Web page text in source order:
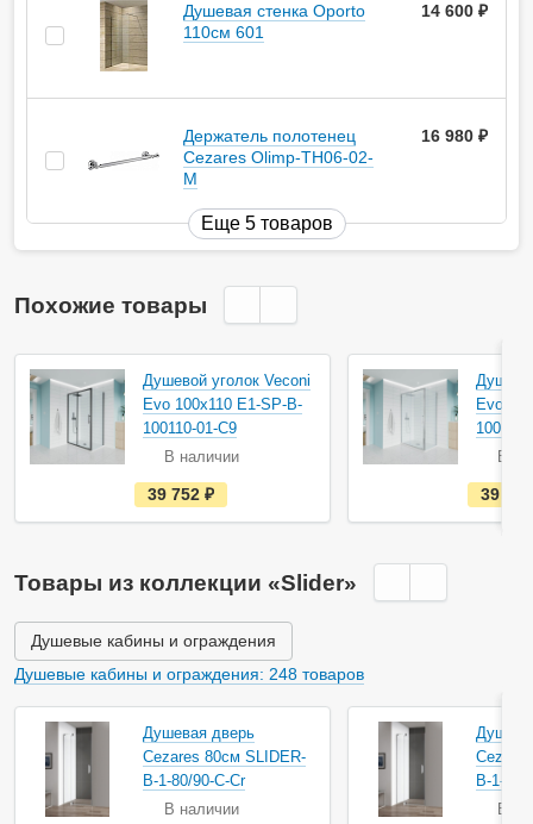
Душевая стенка Oporto
110см 601
14 600
Держатель полотенец
Cezares Olimp-TH06-02-
M
16 980
Еще 5 товаров
Похожие товары
Душевой уголок Veconi
Evo 100х110 E1-SP-B-
100110-01-C9
В наличии
е
с
т
а
и
ч
и
и
39 752
Evo
В
39
Товары из коллекции «Slider»
Душевые кабины и ограждения
Душевые кабины и ограждения: 248 товаров
Душевая дверь
Cezares 80см SLIDER-
B-1-80/90-C-Cr
В наличии
B-1-90/
В